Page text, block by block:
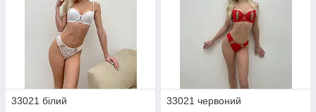
33021 білий
33021 червоний